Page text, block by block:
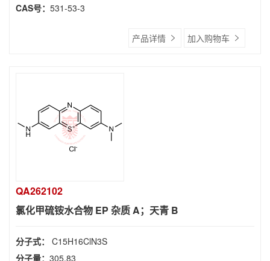
CAS号： 531-53-3
产品详情 加入购物车
QA262102
氯化甲硫铵水合物 EP 杂质 A；天青 B
分子式： C15H16ClN3S
分子量： 305.83